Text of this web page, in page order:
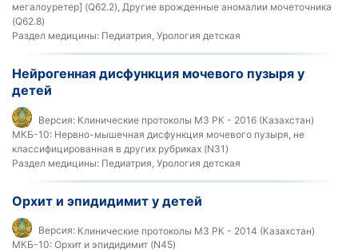
мегалоуретер] (Q62.2), Другие врожденные аномалии мочеточника
(Q62.8)
Раздел медицины: Педиатрия, Урология детская
Нейрогенная дисфункция мочевого пузыря у
детей
Версия: Клинические протоколы МЗ РК - 2016 (Казахстан)
МКБ-10: Нервно-мышечная дисфункция мочевого пузыря, не
классифицированная в других рубриках (N31)
Раздел медицины: Педиатрия, Урология детская
Орхит и эпидидимит у детей
Версия: Клинические протоколы МЗ РК - 2014 (Казахстан)
МКБ-10: Орхит и эпидидимит (N45)